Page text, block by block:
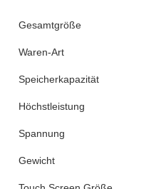
Gesamtgröße
Waren-Art
Speicherkapazität
Höchstleistung
Spannung
Gewicht